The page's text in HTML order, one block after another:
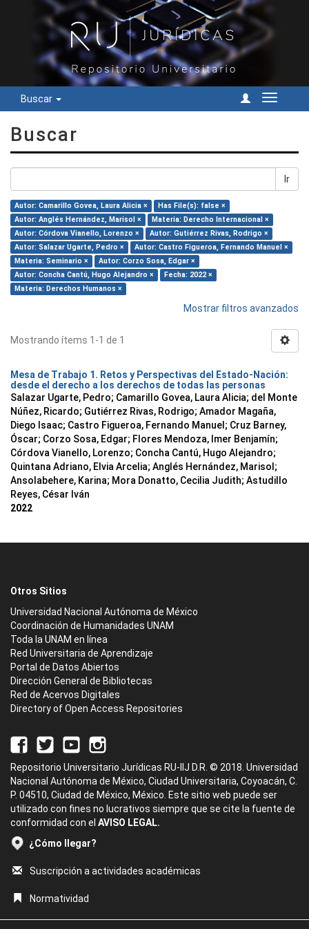
Buscar
Cambiar
Buscar
Ir
Autor: Camarillo Govea, Laura Alicia ×
Has File(s): false ×
Autor: Anglés Hernández, Marisol ×
Materia: Derecho Internacional ×
Autor: Córdova Vianello, Lorenzo ×
Autor: Gutiérrez Rivas, Rodrigo ×
Autor: Salazar Ugarte, Pedro ×
Autor: Castro Figueroa, Fernando Manuel ×
Materia: Seminario ×
Autor: Corzo Sosa, Edgar ×
Autor: Concha Cantú, Hugo Alejandro ×
Fecha: 2022 ×
Materia: Derechos Humanos ×
Mostrar filtros avanzados
Mostrando ítems 1-1 de 1
Mesa de Trabajo 1. Retos y Perspectivas del Estado-Nación:
desde el derecho a los derechos de todas las personas
Salazar Ugarte, Pedro; Camarillo Govea, Laura Alicia; del Monte
Núñez, Ricardo; Gutiérrez Rivas, Rodrigo; Amador Magaña,
Diego Isaac; Castro Figueroa, Fernando Manuel ; Cruz Barney,
Óscar; Corzo Sosa, Edgar; Flores Mendoza, Imer Benjamín;
Córdova Vianello, Lorenzo; Concha Cantú, Hugo Alejandro;
Quintana Adriano, Elvia Arcelia; Anglés Hernández, Marisol ;
Ansolabehere, Karina; Mora Donatto, Cecilia Judith; Astudillo
Reyes, César Iván
2022
Otros Sitios
Universidad Nacional Autónoma de México
Coordinación de Humanidades UNAM
Toda la UNAM en línea
Red Universitaria de Aprendizaje
Portal de Datos Abiertos
Dirección General de Bibliotecas
Red de Acervos Digitales
Directory of Open Access Repositories
Repositorio Universitario Jurídicas RU-IIJ D.R. © 2018. Universidad
Nacional Autónoma de México, Ciudad Universitaria, Coyoacán, C.
P. 04510, Ciudad de México, México. Este sitio web puede ser
utilizado con fines no lucrativos siempre que se cite la fuente de
conformidad con el AVISO LEGAL.
¿Cómo llegar?
Suscripción a actividades académicas
Normatividad